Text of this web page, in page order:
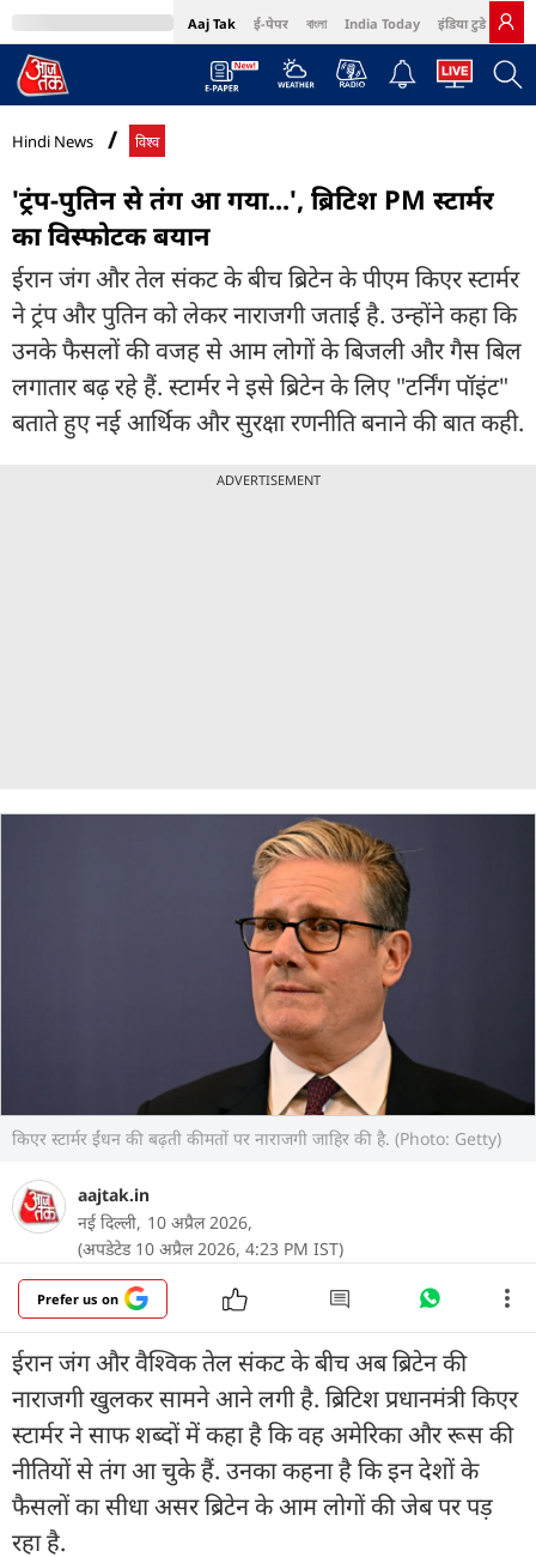
Aaj Tak ई-पेपर বাংলা India Today इंडिया टुडे हिंदी
MumbaiTak Cosmopolitan Harper's Bazaar Northeast
Hindi News विश्व
'ट्रंप-पुतिन से तंग आ गया...', ब्रिटिश PM स्टार्मर
का विस्फोटक बयान
ईरान जंग और तेल संकट के बीच ब्रिटेन के पीएम किएर स्टार्मर
ने ट्रंप और पुतिन को लेकर नाराजगी जताई है. उन्होंने कहा कि
उनके फैसलों की वजह से आम लोगों के बिजली और गैस बिल
लगातार बढ़ रहे हैं. स्टार्मर ने इसे ब्रिटेन के लिए "टर्निंग पॉइंट"
बताते हुए नई आर्थिक और सुरक्षा रणनीति बनाने की बात कही.
ADVERTISEMENT
किएर स्टार्मर ईंधन की बढ़ती कीमतों पर नाराजगी जाहिर की है. (Photo: Getty)
aajtak.in
नई दिल्ली, 10 अप्रैल 2026,
(अपडेटेड 10 अप्रैल 2026, 4:23 PM IST)
Prefer us on
ईरान जंग और वैश्विक तेल संकट के बीच अब ब्रिटेन की
नाराजगी खुलकर सामने आने लगी है. ब्रिटिश प्रधानमंत्री किएर
स्टार्मर ने साफ शब्दों में कहा है कि वह अमेरिका और रूस की
नीतियों से तंग आ चुके हैं. उनका कहना है कि इन देशों के
फैसलों का सीधा असर ब्रिटेन के आम लोगों की जेब पर पड़
रहा है.